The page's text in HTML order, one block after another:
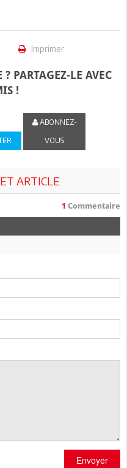
Imprimer
PARTAGEZ-LE AVEC
!
ABONNEZ-
VOUS
ARTICLE
1 Commentaire
Envoyer